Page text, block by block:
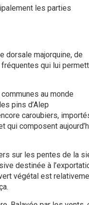
les parties
dorsale majorquine, de
qui lui
au monde
pins d’Alep
caroubiers,
qui composent
sur les pentes de la
destinée à
végétal est